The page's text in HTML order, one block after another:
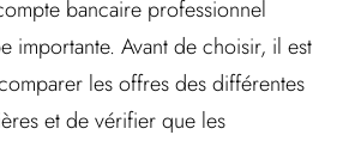
bancaire professionnel
importante. Avant de choisir, il est
les offres des différentes
et de vérifier que les